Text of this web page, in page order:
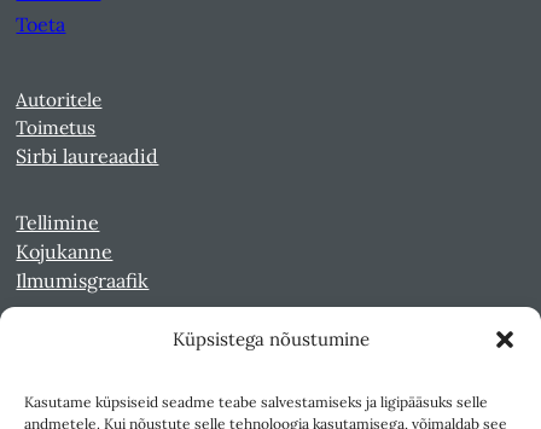
Küpsistega nõustumine
Kasutame küpsiseid seadme teabe salvestamiseks ja ligipääsuks selle
andmetele. Kui nõustute selle tehnoloogia kasutamisega, võimaldab see
Toeta
Autoritele
Toimetus
Sirbi laureaadid
Tellimine
Kojukanne
Ilmumisgraafik
Kultuurileht 1994-1997